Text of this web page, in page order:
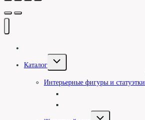
Каталог
Переключить
Интерьерные фигуры и статуэтки
Переключить